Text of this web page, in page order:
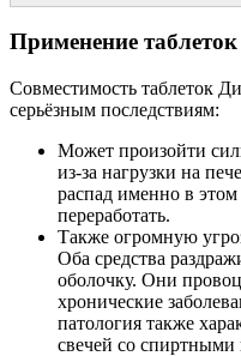
Применение таблеток
Совместимость таблеток
серьёзным последствиям:
Может произойти
из-за нагрузки на
распад именно в
переработать.
Также огромную
Оба средства
оболочку. Они
хронические
патология также
свечей со спиртными